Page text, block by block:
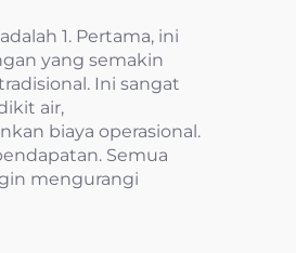
1. Pertama, ini
yang semakin
Ini sangat
air,
biaya operasional.
Semua
mengurangi